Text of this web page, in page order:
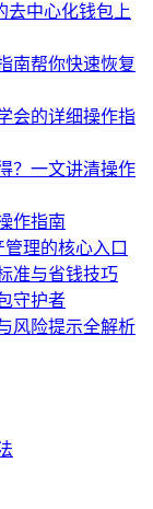
去中心化钱包上
南帮你快速恢复
会的详细操作指
？一文讲清操作
作指南
管理的核心入口
准与省钱技巧
守护者
风险提示全解析